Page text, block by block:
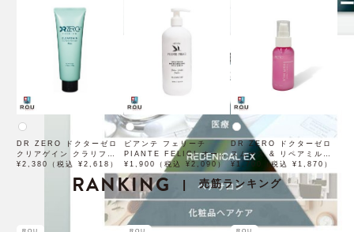
DR ZERO ドクターゼロ
クリアゲイン クラリファ
イング トリートメント
¥2,380（税込 ¥2,618）
ピアンテ フェリーチ
PIANTE FELICI オーガ
ニックコンディショナー
モイスチャライジング ス
カルプ & ヘア 500mL
【オーガニック認証
「AIAB認証」取得】
¥1,900（税込 ¥2,090）
DR ZERO ドクターゼロ
スムース & リペアミルク
100mL
¥1,700（税込 ¥1,870）
RANKING | 売筋ランキング
ROU ROU ROU